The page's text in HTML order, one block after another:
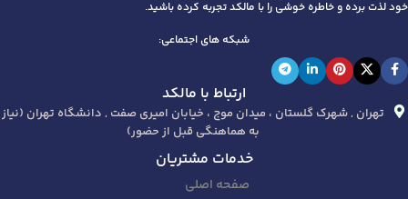
خود لذت برده و خاطره خوشی را با مالکد تجربه کرده باشید.
شبکه های اجتماعی:
ارتباط با مالکد
تهران , شهرک گلستان ، میدان موج ، خیابان امیری صفت , دانشگاه تهران (نیاز
به هماهنگی قبل از حضور)
خدمات مشتریان
صفحه اصلی